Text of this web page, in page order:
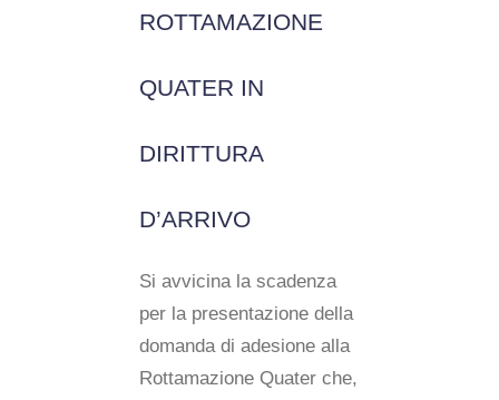
ROTTAMAZIONE
QUATER IN
DIRITTURA
D’ARRIVO
Si avvicina la scadenza
per la presentazione della
domanda di adesione alla
Rottamazione Quater che,